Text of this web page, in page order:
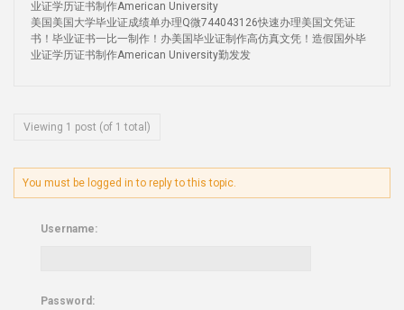
业证学历证书制作American University
美国美国大学毕业证成绩单办理Q微744043126快速办理美国文凭证
书！毕业证书一比一制作！办美国毕业证制作高仿真文凭！造假国外毕
业证学历证书制作American University勤发发
Viewing 1 post (of 1 total)
You must be logged in to reply to this topic.
Username:
Password: